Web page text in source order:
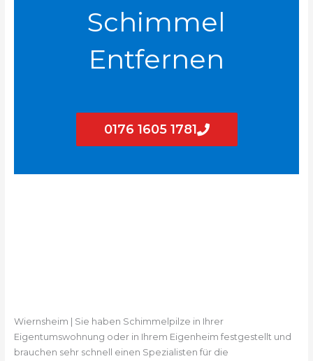
Schimmel
Entfernen
0176 1605 1781
Wiernsheim | Sie haben Schimmelpilze in Ihrer
Eigentumswohnung oder in Ihrem Eigenheim festgestellt und
brauchen sehr schnell einen Spezialisten für die